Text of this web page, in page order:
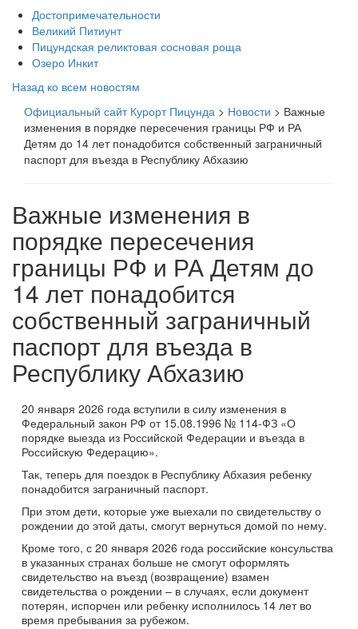
Достопримечательности
Великий Питиунт
Пицундская реликтовая сосновая роща
Озеро Инкит
Назад ко всем новостям
Официальный сайт Курорт Пицунда > Новости > Важные
изменения в порядке пересечения границы РФ и РА
Детям до 14 лет понадобится собственный заграничный
паспорт для въезда в Республику Абхазию
Важные изменения в
порядке пересечения
границы РФ и РА Детям до
14 лет понадобится
собственный заграничный
паспорт для въезда в
Республику Абхазию
20 января 2026 года вступили в силу изменения в
Федеральный закон РФ от 15.08.1996 № 114-ФЗ «О
порядке выезда из Российской Федерации и въезда в
Российскую Федерацию».
Так, теперь для поездок в Республику Абхазия ребенку
понадобится заграничный паспорт.
При этом дети, которые уже выехали по свидетельству о
рождении до этой даты, смогут вернуться домой по нему.
Кроме того, с 20 января 2026 года российские консульства
в указанных странах больше не смогут оформлять
свидетельство на въезд (возвращение) взамен
свидетельства о рождении – в случаях, если документ
потерян, испорчен или ребенку исполнилось 14 лет во
время пребывания за рубежом.